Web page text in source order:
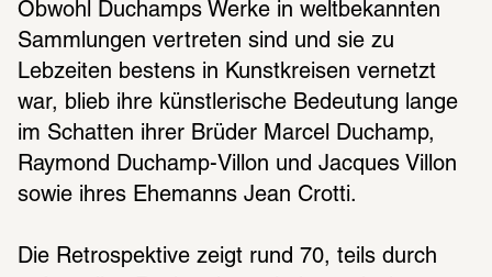
aus dem MoMA in New York, dem
Philadelphia Museum of Art, dem Art
Institute in Chicago und dem Centre
Pompidou in Paris
Mehr Hintergründe
Obwohl Duchamps Werke in weltbekannten
Sammlungen vertreten sind und sie zu
Lebzeiten bestens in Kunstkreisen vernetzt
war, blieb ihre künstlerische Bedeutung lange
im Schatten ihrer Brüder Marcel Duchamp,
Raymond Duchamp-Villon und Jacques Villon
sowie ihres Ehemanns Jean Crotti.
Die Retrospektive zeigt rund 70, teils durch